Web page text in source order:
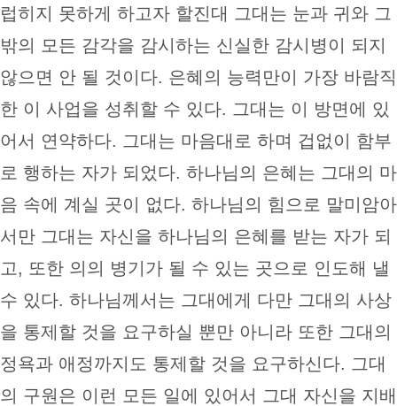
럽히지 못하게 하고자 할진대 그대는 눈과 귀와 그
밖의 모든 감각을 감시하는 신실한 감시병이 되지
않으면 안 될 것이다. 은혜의 능력만이 가장 바람직
한 이 사업을 성취할 수 있다. 그대는 이 방면에 있
어서 연약하다. 그대는 마음대로 하며 겁없이 함부
로 행하는 자가 되었다. 하나님의 은혜는 그대의 마
음 속에 계실 곳이 없다. 하나님의 힘으로 말미암아
서만 그대는 자신을 하나님의 은혜를 받는 자가 되
고, 또한 의의 병기가 될 수 있는 곳으로 인도해 낼
수 있다. 하나님께서는 그대에게 다만 그대의 사상
을 통제할 것을 요구하실 뿐만 아니라 또한 그대의
정욕과 애정까지도 통제할 것을 요구하신다. 그대
의 구원은 이런 모든 일에 있어서 그대 자신을 지배